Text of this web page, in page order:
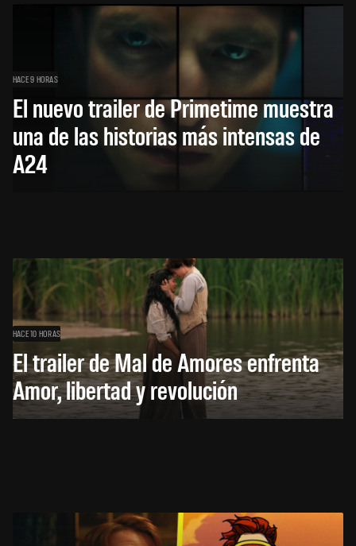
HACE 9 HORAS
El nuevo trailer de Primetime muestra
una de las historias más intensas de
A24
HACE 10 HORAS
El trailer de Mal de Amores enfrenta
Amor, libertad y revolución